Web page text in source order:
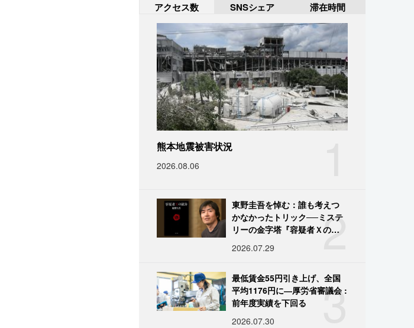
アクセス数 SNSシェア 滞在時間
熊本地震被害状況
2026.08.06
2
東野圭吾を悼む：誰も考えつ
かなかったトリック──ミステ
リーの金字塔『容疑者Ｘの献
2026.07.29
3
最低賃金55円引き上げ、全国
平均1176円に―厚労省審議会 :
前年度実績を下回る
2026.07.30